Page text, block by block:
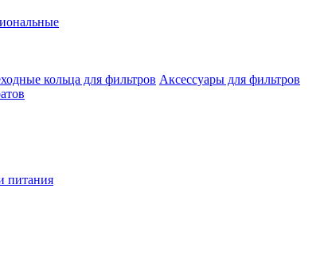
кольца для фильтров Аксессуары для фильтров
питания